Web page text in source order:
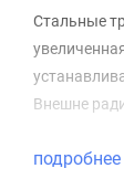
Стальные
Внешне
подробнее